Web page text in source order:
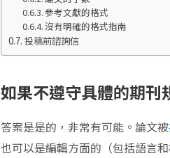
參考文獻的格式
沒有明確的格式指南
投稿前諮詢信
如果不遵守具體的期刊
答案是是的，非常有可能。論文被
也可以是編輯方面的（包括語言